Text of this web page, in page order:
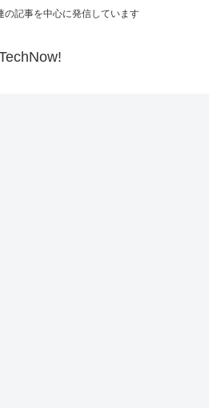
の記事を中心に発信しています